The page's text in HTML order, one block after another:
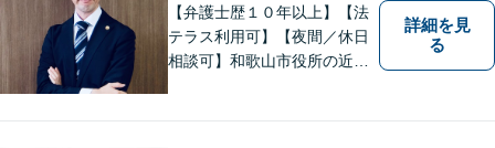
【弁護士歴１０年以上】【法
テラス利用可】【夜間／休日
相談可】和歌山市役所の近
詳細を見
る